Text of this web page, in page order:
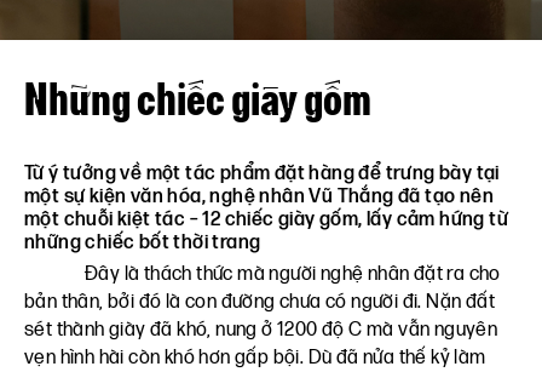
Những chiếc giày gốm
Từ ý tưởng về một tác phẩm đặt hàng để trưng bày tại
một sự kiện văn hóa, nghệ nhân Vũ Thắng đã tạo nên
một chuỗi kiệt tác – 12 chiếc giày gốm, lấy cảm hứng từ
những chiếc bốt thời trang
Đây là thách thức mà người nghệ nhân đặt ra cho
bản thân, bởi đó là con đường chưa có người đi. Nặn đất
sét thành giày đã khó, nung ở 1200 độ C mà vẫn nguyên
vẹn hình hài còn khó hơn gấp bội. Dù đã nửa thế kỷ làm